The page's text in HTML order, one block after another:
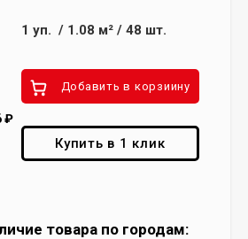
₽
1 уп. / 1.08 м²/ 48 шт.
Добавить в корзиину
Купить в 1 клик
товара по городам: